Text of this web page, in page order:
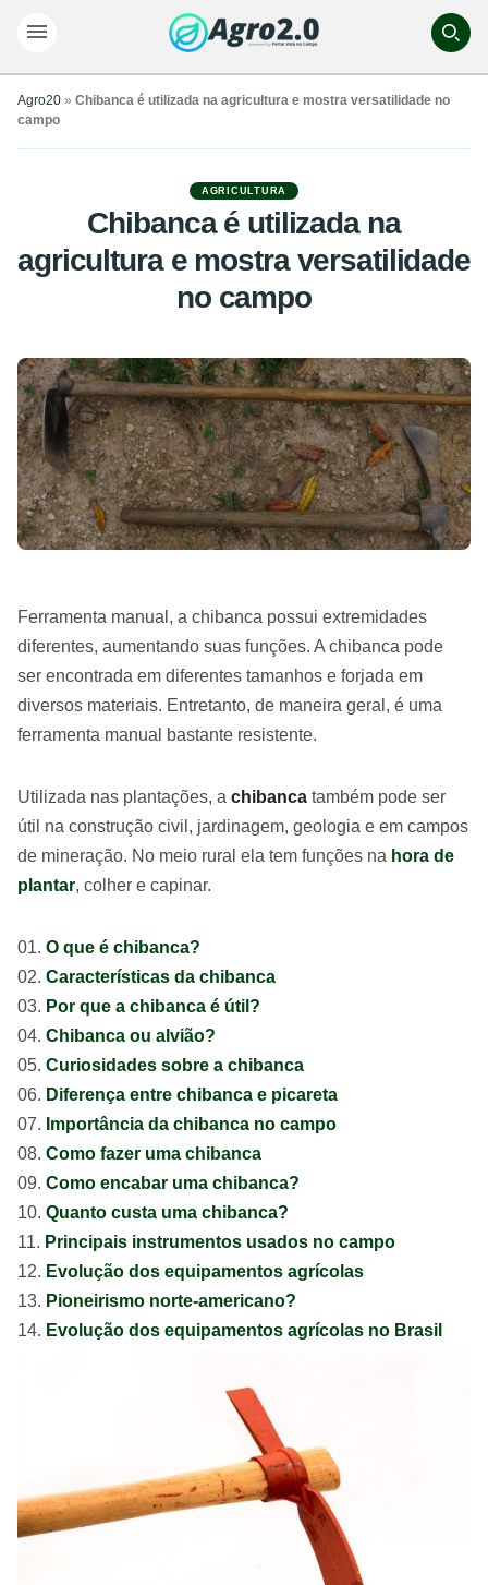
Agro20 » Chibanca é utilizada na agricultura e mostra versatilidade no
campo
AGRICULTURA
Chibanca é utilizada na
agricultura e mostra versatilidade
no campo
Ferramenta manual, a chibanca possui extremidades
diferentes, aumentando suas funções. A chibanca pode
ser encontrada em diferentes tamanhos e forjada em
diversos materiais. Entretanto, de maneira geral, é uma
ferramenta manual bastante resistente.
Utilizada nas plantações, a chibanca também pode ser
útil na construção civil, jardinagem, geologia e em campos
de mineração. No meio rural ela tem funções na hora de
plantar, colher e capinar.
O que é chibanca?
Características da chibanca
Por que a chibanca é útil?
Chibanca ou alvião?
Curiosidades sobre a chibanca
Diferença entre chibanca e picareta
Importância da chibanca no campo
Como fazer uma chibanca
Como encabar uma chibanca?
Quanto custa uma chibanca?
Principais instrumentos usados no campo
Evolução dos equipamentos agrícolas
Pioneirismo norte-americano?
Evolução dos equipamentos agrícolas no Brasil